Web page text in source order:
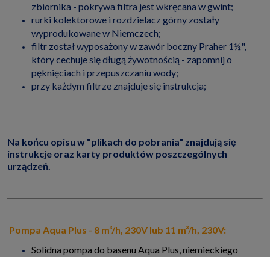
zbiornika - pokrywa filtra jest wkręcana w gwint;
rurki kolektorowe i rozdzielacz górny zostały
wyprodukowane w Niemczech;
filtr został wyposażony w zawór boczny Praher 1½",
który cechuje się długą żywotnością - zapomnij o
pęknięciach i przepuszczaniu wody;
przy każdym filtrze znajduje się instrukcja;
Na końcu opisu w "plikach do pobrania" znajdują się
instrukcje oraz karty produktów poszczególnych
urządzeń.
Pompa Aqua Plus - 8 m³/h, 230V lub 11 m³/h, 230V:
Solidna pompa do basenu Aqua Plus, niemieckiego